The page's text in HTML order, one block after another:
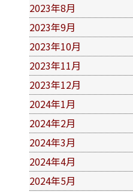
2023年8月
2023年9月
2023年10月
2023年11月
2023年12月
2024年1月
2024年2月
2024年3月
2024年4月
2024年5月